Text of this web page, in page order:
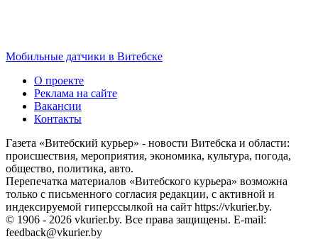
Мобильные датчики в Витебске
О проекте
Реклама на сайте
Вакансии
Контакты
Газета «Витебский курьер» - новости Витебска и области:
происшествия, мероприятия, экономика, культура, погода,
общество, политика, авто.
Перепечатка материалов «Витебского курьера» возможна
только с письменного согласия редакции, с активной и
индексируемой гиперссылкой на сайт https://vkurier.by.
© 1906 - 2026 vkurier.by. Все права защищены. E-mail:
feedback@vkurier.by